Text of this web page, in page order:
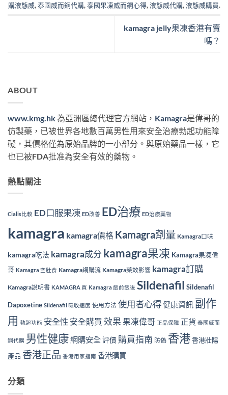
購液態威,泰國威而鋼代購,泰國果凍威而鋼心得,液態威代購,液態威購買.
kamagra jelly果凍香港有賣
嗎？
ABOUT
www.kmg.hk為亞洲區總代理官方網站， Kamagra是偉哥的
仿製藥，已被世界各地數百萬男性用來安全治療勃起功能障
礙，其價格僅為原始品牌的一小部分。與原始藥品一樣，它
也已被FDA批准為安全有效的藥物。
熱點關注
Cialis比較 ED口服果凍 ED改善 ED治療 ED治療藥物
kamagra kamagra價格 Kamagra劑量 Kamagra口味
kamagra吃法 kamagra成分 kamagra果凍 Kamagra果凍偉
哥 Kamagra 空肚食 Kamagra網購流 Kamagra藥效影響 kamagra訂購
Kamagra說明書 KAMAGRA 買 Kamagra 飯前飯後 Sildenafil Sildenafil
Dapoxetine Sildenafil 吸收速度 使用方法 使用者心得健康資訊 副作
用 勃起功能 安全性 安全購買 效果 果凍偉哥 正品保障 正貨 泰國威而
鋼代購 男性健康網購安全評價 購買指南 防偽 香港香港壯陽
產品 香港正品 香港用家指南 香港購買
分類